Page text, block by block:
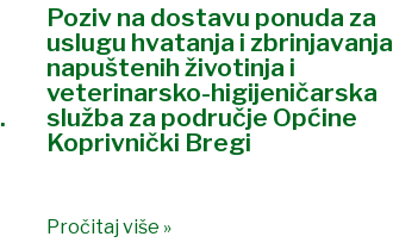
Poziv na dostavu ponuda za
uslugu hvatanja i zbrinjavanja
napuštenih životinja i
veterinarsko-higijeničarska
služba za područje Općine
Koprivnički Bregi
Pročitaj više »